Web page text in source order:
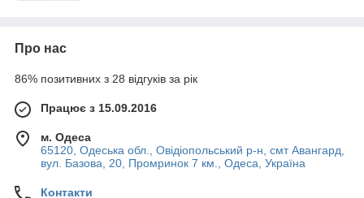
Про нас
86% позитивних з 28 відгуків за рік
Працює з 15.09.2016
м. Одеса
65120, Одеська обл., Овідіопольський р-н, смт Авангард,
вул. Базова, 20, Промринок 7 км., Одеса, Україна
Контакти